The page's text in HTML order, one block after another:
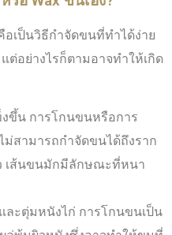
เป็นวิธีกำจัดขนที่ทำได้ง่าย
ต่อย่างไรก็ตามอาจทำให้เกิด
ขึ้น การโกนขนหรือการ
ม่สามารถกำจัดขนได้ถึงราก
เส้นขนมักมีลักษณะที่หนา
ละตุ่มหนังไก่ การโกนขนเป็น